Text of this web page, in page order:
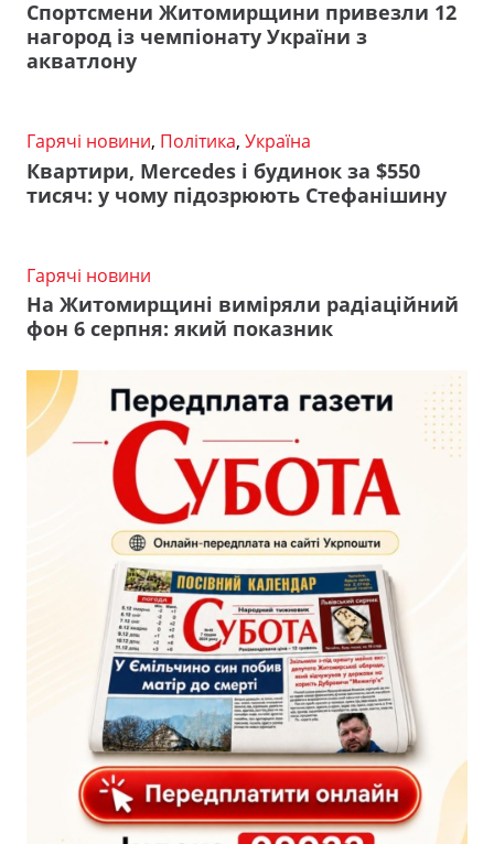
Спортсмени Житомирщини привезли 12
нагород із чемпіонату України з
акватлону
Гарячі новини, Політика, Україна
Квартири, Mercedes і будинок за $550
тисяч: у чому підозрюють Стефанішину
Гарячі новини
На Житомирщині виміряли радіаційний
фон 6 серпня: який показник